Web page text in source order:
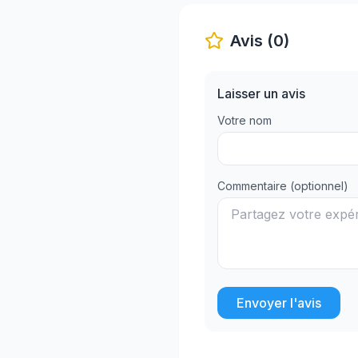
Avis (0)
Laisser un avis
Votre nom
Commentaire (optionnel)
Envoyer l'avis